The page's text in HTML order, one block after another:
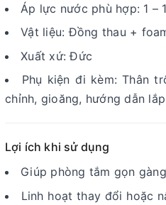
Áp lực nước phù hợp: 1 –
Vật liệu: Đồng thau +
Xuất xứ: Đức
Phụ kiện đi kèm: Thân
chỉnh, gioăng, hướng dẫn
Lợi ích khi sử dụng
Giúp phòng tắm gọn
Linh hoạt thay đổi hoặc